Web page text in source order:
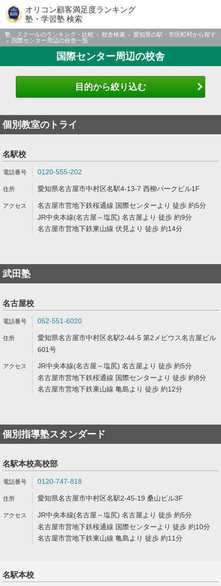
オリコン顧客満足度ランキング
塾・学習塾 検索
塾、スクールのランキング・比較 校舎検索
愛知県の駅・市区町村から探す
国際センター周辺の校舎一覧
国際センター周辺の校舎
目的から絞り込む
個別教室のトライ
名駅校
0120-555-202
愛知県名古屋市中村区名駅4-13-7 西柳パークビル1F
名古屋市営地下鉄桜通線 国際センターより 徒歩 約5分
JR中央本線(名古屋～塩尻) 名古屋より 徒歩 約9分
名古屋市営地下鉄東山線 伏見より 徒歩 約14分
武田塾
名古屋校
052-551-6020
愛知県名古屋市中村区名駅2-44-5 第2メビウス名古屋ビル
601号
JR中央本線(名古屋～塩尻) 名古屋より 徒歩 約5分
名古屋市営地下鉄桜通線 国際センターより 徒歩 約8分
名古屋市営地下鉄東山線 亀島より 徒歩 約12分
個別指導塾スタンダード
名駅本校高校部
0120-747-818
愛知県名古屋市中村区名駅2-45-19 桑山ビル3F
JR中央本線(名古屋～塩尻) 名古屋より 徒歩 約5分
名古屋市営地下鉄桜通線 国際センターより 徒歩 約10分
名古屋市営地下鉄東山線 亀島より 徒歩 約11分
名駅本校